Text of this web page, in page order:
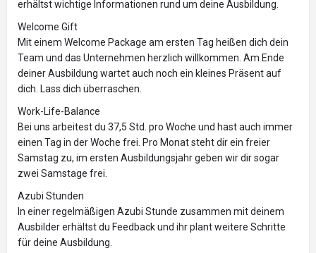
erhältst wichtige Informationen rund um deine Ausbildung.
Welcome Gift
Mit einem Welcome Package am ersten Tag heißen dich dein
Team und das Unternehmen herzlich willkommen. Am Ende
deiner Ausbildung wartet auch noch ein kleines Präsent auf
dich. Lass dich überraschen.
Work-Life-Balance
Bei uns arbeitest du 37,5 Std. pro Woche und hast auch immer
einen Tag in der Woche frei. Pro Monat steht dir ein freier
Samstag zu, im ersten Ausbildungsjahr geben wir dir sogar
zwei Samstage frei.
Azubi Stunden
In einer regelmäßigen Azubi Stunde zusammen mit deinem
Ausbilder erhältst du Feedback und ihr plant weitere Schritte
für deine Ausbildung.